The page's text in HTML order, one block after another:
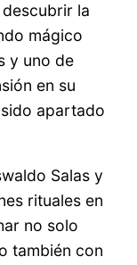
descubrir la
mágico
y uno de
en su
apartado
Salas y
rituales en
no solo
también con